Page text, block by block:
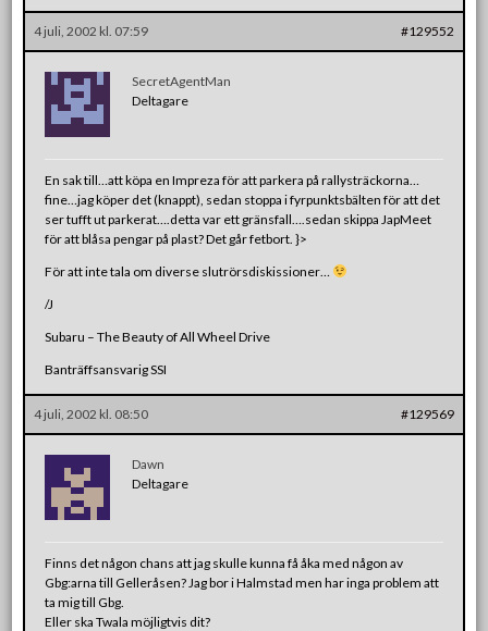
4 juli, 2002 kl. 07:59 #129552
SecretAgentMan
Deltagare
En sak till…att köpa en Impreza för att parkera på rallysträckorna…
fine…jag köper det (knappt), sedan stoppa i fyrpunktsbälten för att det
ser tufft ut parkerat….detta var ett gränsfall….sedan skippa JapMeet
för att blåsa pengar på plast? Det går fetbort. }>
För att inte tala om diverse slutrörsdiskissioner…
/J
Subaru – The Beauty of All Wheel Drive
Banträffsansvarig SSI
4 juli, 2002 kl. 08:50 #129569
Dawn
Deltagare
Finns det någon chans att jag skulle kunna få åka med någon av
Gbg:arna till Gelleråsen? Jag bor i Halmstad men har inga problem att
ta mig till Gbg.
Eller ska Twala möjligtvis dit?